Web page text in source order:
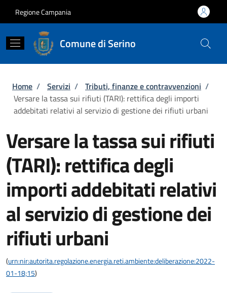
Regione Campania
Comune di Serino
Briciole di pane
Home / Servizi / Tributi, finanze e contravvenzioni /
Versare la tassa sui rifiuti (TARI): rettifica degli importi
addebitati relativi al servizio di gestione dei rifiuti urbani
Versare la tassa sui rifiuti
(TARI): rettifica degli
importi addebitati relativi
al servizio di gestione dei
rifiuti urbani
(urn:nir:autorita.regolazione.energia.reti.ambiente:deliberazione:2022-
01-18;15)